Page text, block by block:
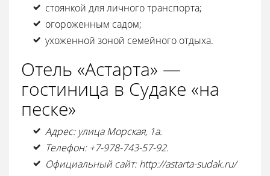
стоянкой для личного транспорта;
огороженным садом;
ухоженной зоной семейного отдыха.
Отель «Астарта» —
гостиница в Судаке «на
песке»
Адрес: улица Морская, 1а.
Телефон: +7-978-743-57-92.
Официальный сайт: http://astarta-sudak.ru/